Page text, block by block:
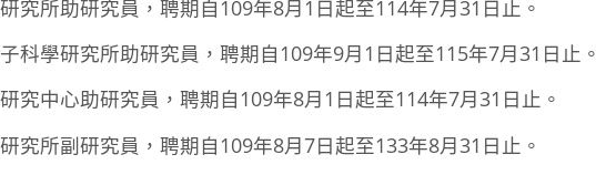
究所助研究員，聘期自109年8月1日起至114年7月31日止。
科學研究所助研究員，聘期自109年9月1日起至115年7月31日止。
究中心助研究員，聘期自109年8月1日起至114年7月31日止。
究所副研究員，聘期自109年8月7日起至133年8月31日止。